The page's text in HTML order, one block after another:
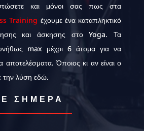
και μόνοι σας πως στα
Training έχουμε ένα καταπληκτικό
και άσκησης στο Yoga. Τα
max μέχρι 6 άτομα για να
αποτελέσματα. Όποιος κι αν είναι ο
την λύση εδώ.
ΣΗΜΕΡΑ